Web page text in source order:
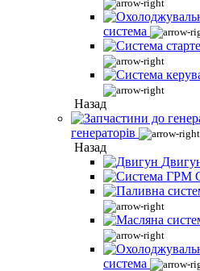
система
Назад
генераторів
Назад
система